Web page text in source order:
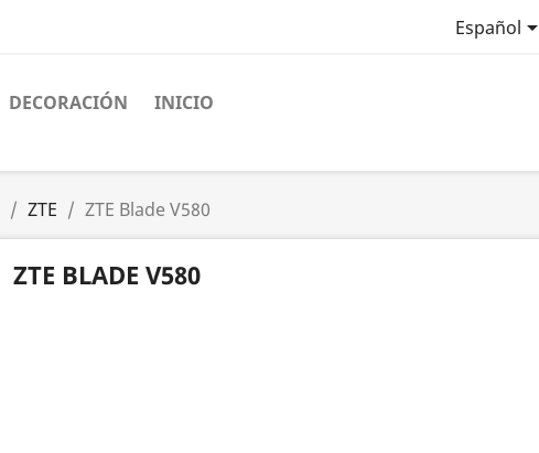
Español
DECORACIÓN INICIO
ZTE ZTE Blade V580
ZTE BLADE V580